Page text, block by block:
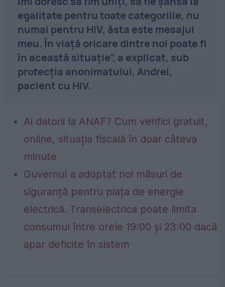
egalitate pentru toate categoriile, nu
numai pentru HIV, ăsta este mesajul
meu. În viaţă oricare dintre noi poate fi
în această situaţie”, a explicat, sub
protecţia anonimatului, Andrei,
pacient cu HIV.
Ai datorii la ANAF? Cum verifici gratuit,
online, situația fiscală în doar câteva
minute
Guvernul a adoptat noi măsuri de
siguranță pentru piața de energie
electrică. Transelectrica poate limita
consumul între orele 19:00 și 23:00 dacă
apar deficite în sistem